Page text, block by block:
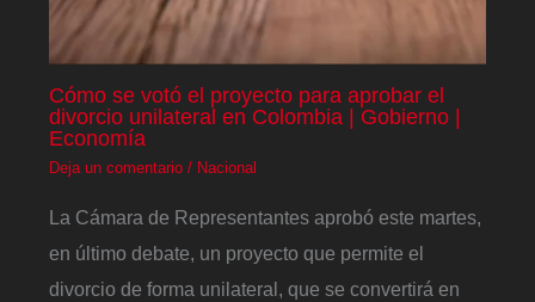
Cómo se votó el proyecto para aprobar el
divorcio unilateral en Colombia | Gobierno |
Economía
Deja un comentario / Nacional
La Cámara de Representantes aprobó este martes,
en último debate, un proyecto que permite el
divorcio de forma unilateral, que se convertirá en